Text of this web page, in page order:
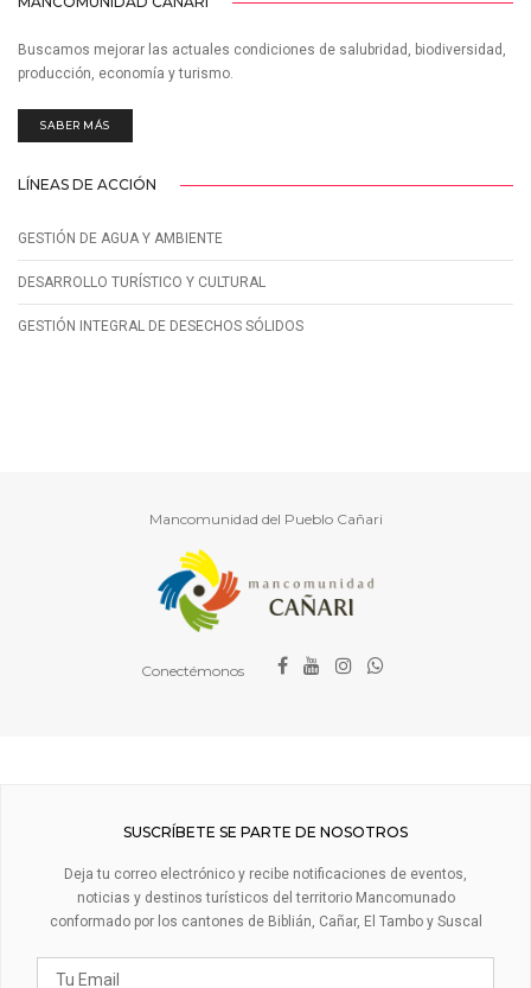
Buscamos mejorar las actuales condiciones de salubridad, biodiversidad,
producción, economía y turismo.
SABER MÁS
LÍNEAS DE ACCIÓN
GESTIÓN DE AGUA Y AMBIENTE
DESARROLLO TURÍSTICO Y CULTURAL
GESTIÓN INTEGRAL DE DESECHOS SÓLIDOS
Mancomunidad del Pueblo Cañari
Conectémonos
SUSCRÍBETE SE PARTE DE NOSOTROS
Deja tu correo electrónico y recibe notificaciones de eventos,
noticias y destinos turísticos del territorio Mancomunado
conformado por los cantones de Biblián, Cañar, El Tambo y Suscal